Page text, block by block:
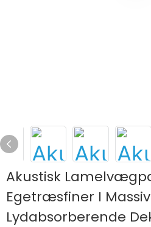
Akustisk
Egetræsfiner I
Lydabsorberende